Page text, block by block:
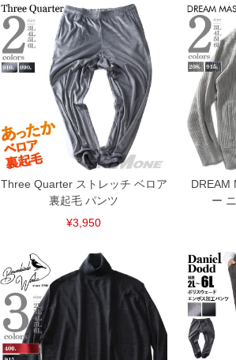
舗からのお取り寄せ等により、お客様にご迷惑をお掛
す。そのようなことがない様最大限に努めておりますが
連絡させて頂きますので予めご了承ください。
ITEM INTRODUCTION
Three Quarter ストレッチ ベロア
裏起毛 パンツ
¥3,950
DREAM
ー